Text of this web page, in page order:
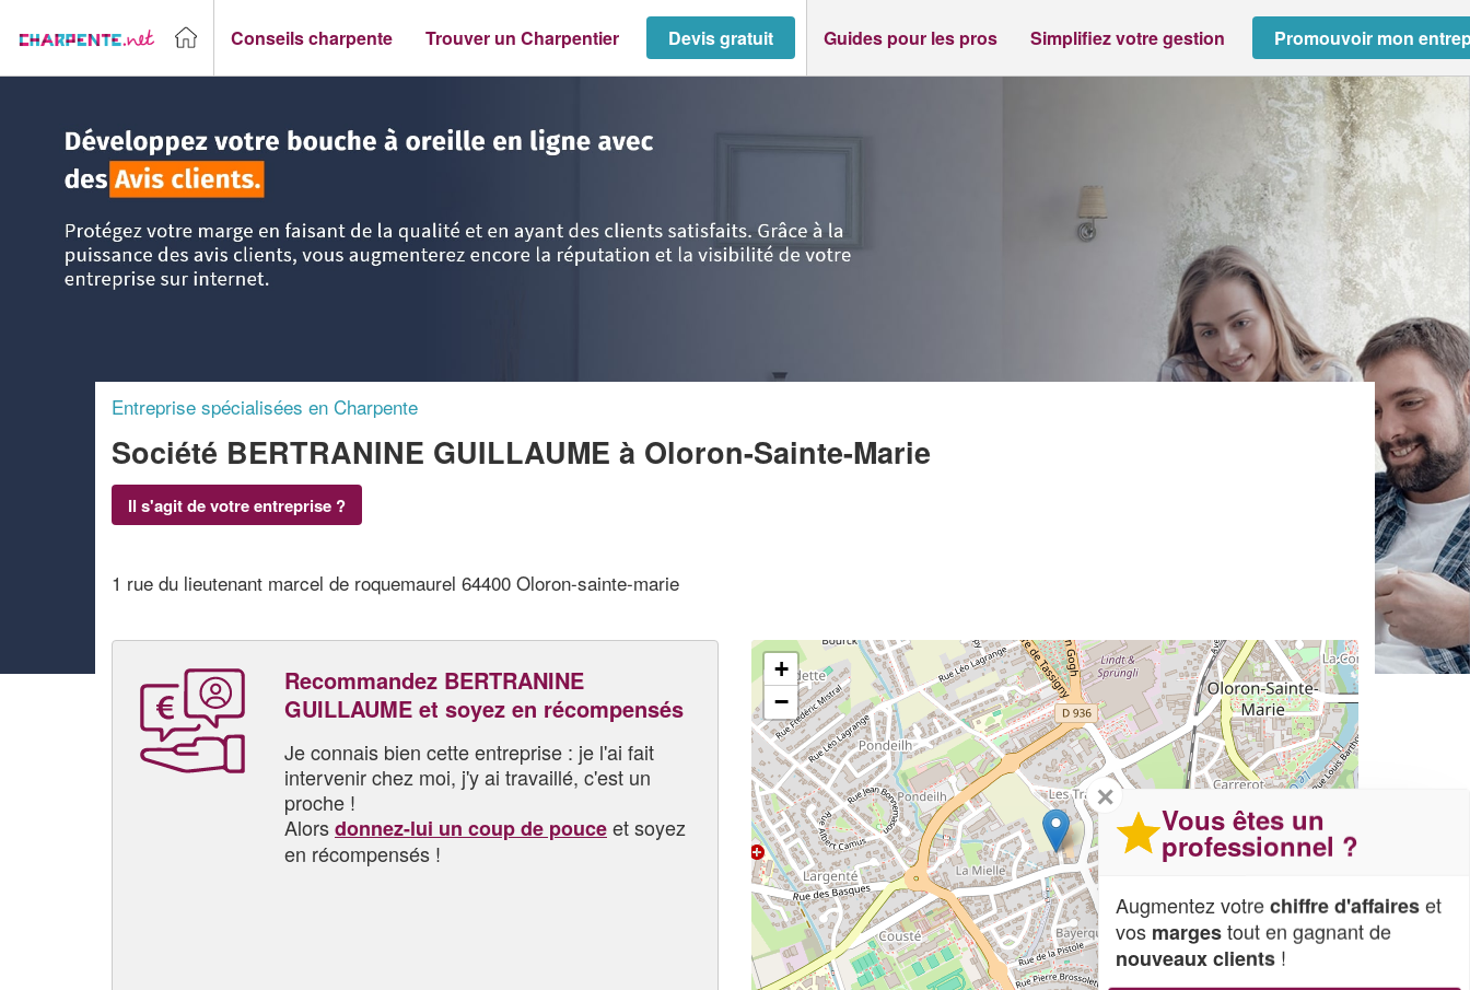
Conseils charpente Trouver un Charpentier Devis gratuit Guides pour les pros Simplifiez votre gestion Promouvoir mon
Entreprise spécialisées en Charpente
Société BERTRANINE GUILLAUME à Oloron-Sainte-Marie
Il s'agit de votre entreprise ?
1 rue du lieutenant marcel de roquemaurel 64400 Oloron-sainte-marie
Recommandez BERTRANINE
GUILLAUME et soyez en récompensés
Je connais bien cette entreprise : je l'ai fait
intervenir chez moi, j'y ai travaillé, c'est un
proche !
Alorsdonnez-lui un coup de pouceet soyez
en récompensés !
+
−
✕
Vous êtes un
professionnel ?
Augmentez votrechiffre d'affaireset
vos margestout en gagnant de
nouveaux clients !